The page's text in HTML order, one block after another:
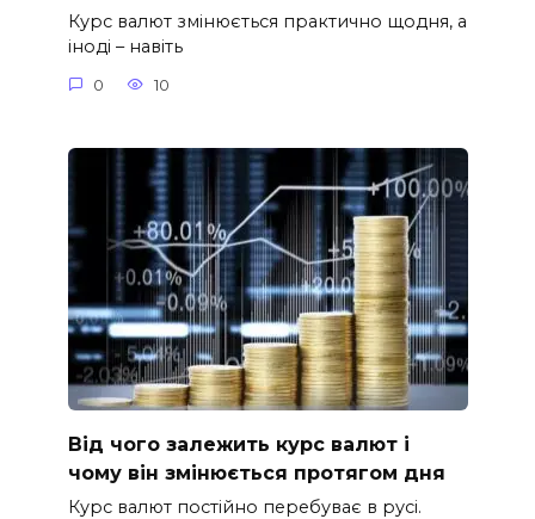
Курс валют змінюється практично щодня, а
іноді – навіть
0 10
Від чого залежить курс валют і
чому він змінюється протягом дня
Курс валют постійно перебуває в русі.